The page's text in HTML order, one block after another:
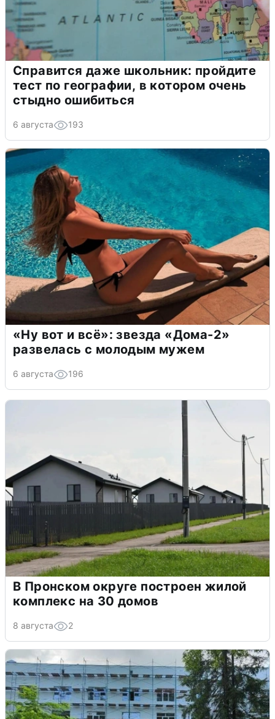
Справится даже школьник: пройдите
тест по географии, в котором очень
стыдно ошибиться
6 августа 193
«Ну вот и всё»: звезда «Дома-2»
развелась с молодым мужем
6 августа 196
В Пронском округе построен жилой
комплекс на 30 домов
8 августа 2